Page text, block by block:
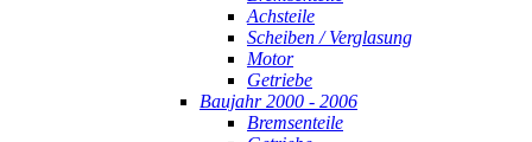
Achsteile
Scheiben / Verglasung
Motor
Getriebe
Baujahr 2000 - 2006
Bremsenteile